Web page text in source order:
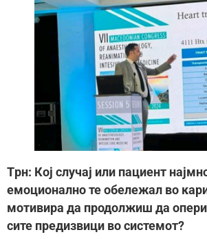
Tрн: Кој случај или пациент
емоционално те обележал во
мотивира да продолжиш да
сите предизвици во системот?